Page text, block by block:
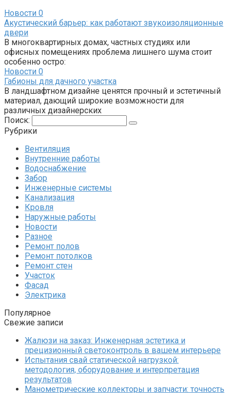
Новости 0
Акустический барьер: как работают звукоизоляционные
двери
В многоквартирных домах, частных студиях или
офисных помещениях проблема лишнего шума стоит
особенно остро:
Новости 0
Габионы для дачного участка
В ландшафтном дизайне ценятся прочный и эстетичный
материал, дающий широкие возможности для
различных дизайнерских
Поиск:
Рубрики
Вентиляция
Внутренние работы
Водоснабжение
Забор
Инженерные системы
Канализация
Кровля
Наружные работы
Новости
Разное
Ремонт полов
Ремонт потолков
Ремонт стен
Участок
Фасад
Электрика
Популярное
Свежие записи
Жалюзи на заказ: Инженерная эстетика и
прецизионный светоконтроль в вашем интерьере
Испытания свай статической нагрузкой:
методология, оборудование и интерпретация
результатов
Манометрические коллекторы и запчасти: точность